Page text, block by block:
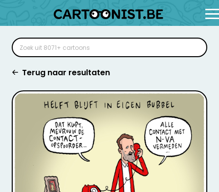
Terug naar resultaten